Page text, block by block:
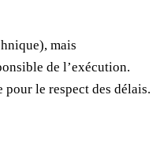
mais
de l’exécution.
le respect des délais.